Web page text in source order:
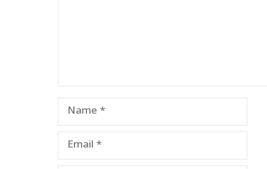
Name
Email